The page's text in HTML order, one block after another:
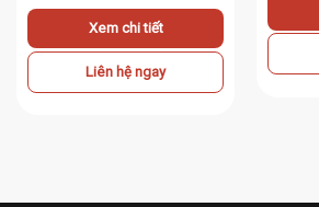
Xem chi tiết
Liên hệ ngay